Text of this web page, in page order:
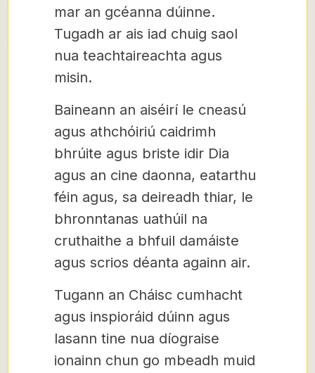
mar an gcéanna dúinne.
Tugadh ar ais iad chuig saol
nua teachtaireachta agus
misin.
Baineann an aiséirí le cneasú
agus athchóiriú caidrimh
bhrúite agus briste idir Dia
agus an cine daonna, eatarthu
féin agus, sa deireadh thiar, le
bhronntanas uathúil na
cruthaithe a bhfuil damáiste
agus scrios déanta againn air.
Tugann an Cháisc cumhacht
agus inspioráid dúinn agus
lasann tine nua díograise
ionainn chun go mbeadh muid